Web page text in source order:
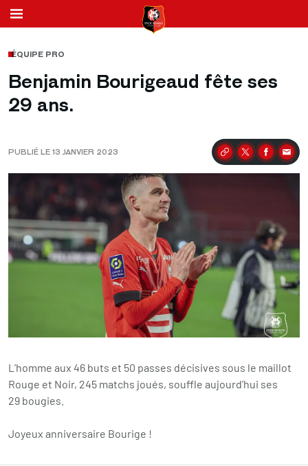
ÉQUIPE PRO
Benjamin Bourigeaud fête ses
29 ans.
PUBLIÉ LE 13 JANVIER 2023 Partager
L’homme aux 46 buts et 50 passes décisives sous le maillot
Rouge et Noir, 245 matchs joués, souffle aujourd’hui ses
29 bougies.
Joyeux anniversaire Bourige !